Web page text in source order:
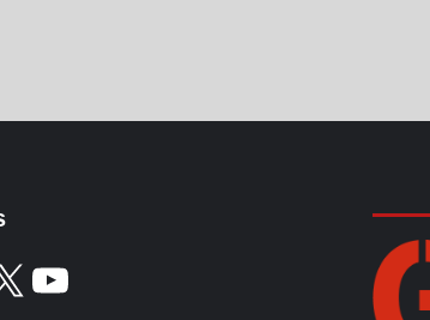
tráfico.